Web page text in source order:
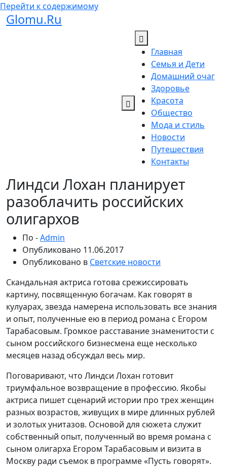
Перейти к содержимому
Glomu.Ru
Главная
Семья и Дети
Домашний очаг
Здоровье
Красота
Общество
Мода и стиль
Новости
Путешествия
Контакты
Линдси Лохан планирует
разоблачить российских
олигархов
По -Admin
Опубликовано 11.06.2017
Опубликовано в Светские новости
Скандальная актриса готова срежиссировать
картину, посвященную богачам. Как говорят в
кулуарах, звезда намерена использовать все знания
и опыт, полученные ею в период романа с Егором
Тарабасовым. Громкое расставание знаменитости с
сыном российского бизнесмена еще несколько
месяцев назад обсуждал весь мир.
Поговаривают, что Линдси Лохан готовит
триумфальное возвращение в профессию. Якобы
актриса пишет сценарий истории про трех женщин
разных возрастов, живущих в мире длинных рублей
и золотых унитазов. Основой для сюжета служит
собственный опыт, полученный во время романа с
сыном олигарха Егором Тарабасовым и визита в
Москву ради съемок в программе «Пусть говорят».